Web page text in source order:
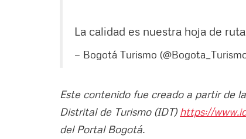
La calidad es nuestra hoja de
— Bogotá Turismo
Este contenido fue creado a partir de
Distrital de Turismo (IDT) https://
del Portal Bogotá.